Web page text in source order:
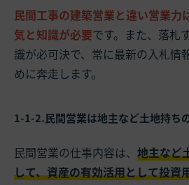
民間工事の建築営業と違い営業力
気と知識が必要です。また、落札
識が必可決で、常に最新の入札情
めに奔走します。
1-1-2.民間営業は地主など土地持ち
民間営業の仕事内容は、 地主など
して、資産の有効活用として投資